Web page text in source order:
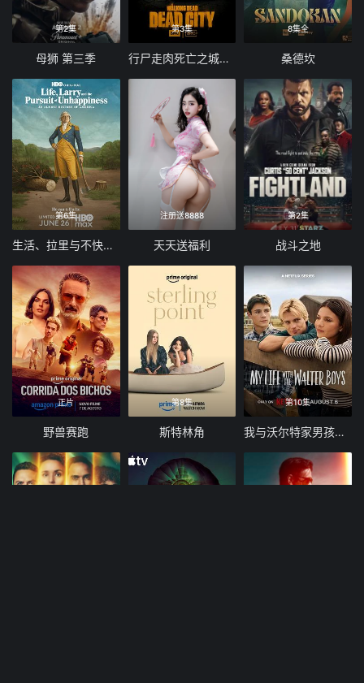
第2集
母狮 第三季
第3集
行尸走肉死亡之城第三季
8集全
桑德坎
第6集
生活、拉里与不快乐的追求：一部美国史
注册送8888
天天送福利
第2集
战斗之地
正片
野兽赛跑
第8集
斯特林角
第10集
我与沃尔特家男孩的生活 第三季